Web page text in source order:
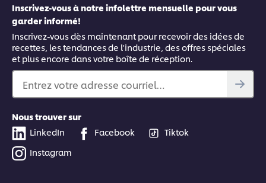
Inscrivez-vous à notre infolettre mensuelle pour vous
garder informé!
Inscrivez-vous dès maintenant pour recevoir des idées de
recettes, les tendances de l'industrie, des offres spéciales
et plus encore dans votre boîte de réception.
Entrez votre adresse courriel…
Nous trouver sur
LinkedIn
Facebook
Tiktok
Instagram